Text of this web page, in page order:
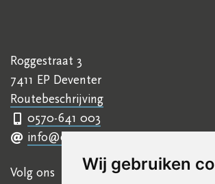
Wij gebruiken
Roggestraat 3
7411 EP Deventer
Routebeschrijving
0570-641 003
info@ettyhillesumcentrum.nl
Volg ons